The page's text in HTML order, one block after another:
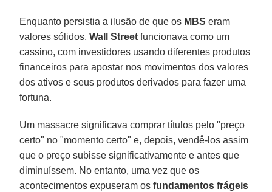
Enquanto persistia a ilusão de que os MBS eram
valores sólidos,Wall Street funcionava como um
cassino, com investidores usando diferentes produtos
financeiros para apostar nos movimentos dos valores
dos ativos e seus produtos derivados para fazer uma
fortuna.
Um massacre significava comprar títulos pelo "preço
certo" no "momento certo" e, depois, vendê-los assim
que o preço subisse significativamente e antes que
diminuíssem. No entanto, uma vez que os
acontecimentos expuseram osfundamentos frágeis